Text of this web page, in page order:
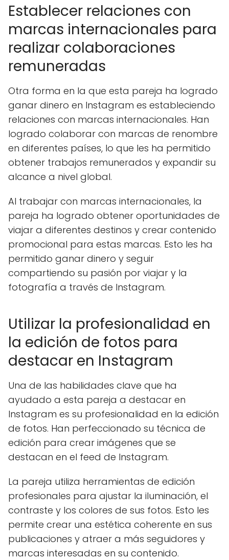
Establecer relaciones con
marcas internacionales para
realizar colaboraciones
remuneradas
Otra forma en la que esta pareja ha logrado
ganar dinero en Instagram es estableciendo
relaciones con marcas internacionales. Han
logrado colaborar con marcas de renombre
en diferentes países, lo que les ha permitido
obtener trabajos remunerados y expandir su
alcance a nivel global.
Al trabajar con marcas internacionales, la
pareja ha logrado obtener oportunidades de
viajar a diferentes destinos y crear contenido
promocional para estas marcas. Esto les ha
permitido ganar dinero y seguir
compartiendo su pasión por viajar y la
fotografía a través de Instagram.
Utilizar la profesionalidad en
la edición de fotos para
destacar en Instagram
Una de las habilidades clave que ha
ayudado a esta pareja a destacar en
Instagram es su profesionalidad en la edición
de fotos. Han perfeccionado su técnica de
edición para crear imágenes que se
destacan en el feed de Instagram.
La pareja utiliza herramientas de edición
profesionales para ajustar la iluminación, el
contraste y los colores de sus fotos. Esto les
permite crear una estética coherente en sus
publicaciones y atraer a más seguidores y
marcas interesadas en su contenido.